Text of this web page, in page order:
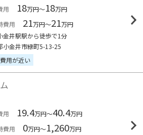
用 18万円～18万円
費用
21万円～21万円
金井駅駅から徒歩で1分
小金井市緑町5-13-25
用が近い
用 19.4万円～40.4万円
費用
0万円～1,260万円